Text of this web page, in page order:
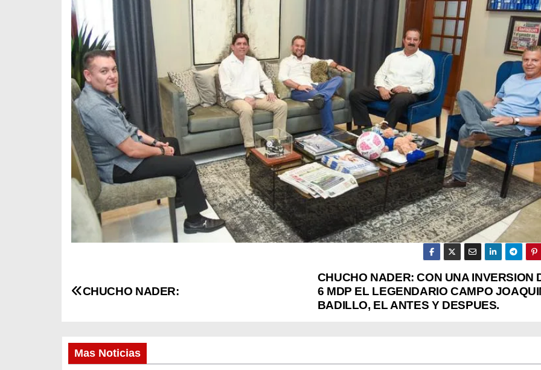
N
e
CHUCHO NADER: CON UNA INVERSION
6 MDP EL LEGENDARIO CAMPO
BADILLO, EL ANTES Y DESPUES.
CHUCHO NADER:
Mas Noticias